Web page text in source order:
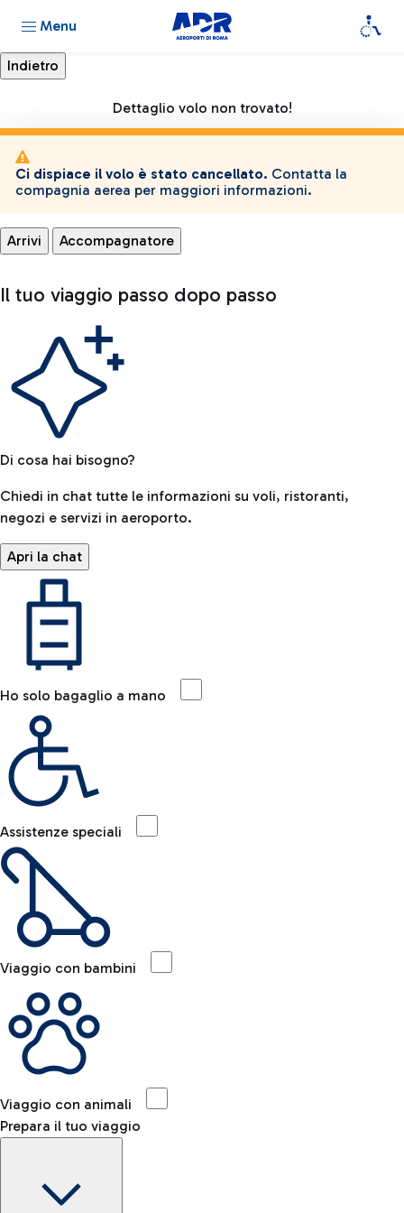
Menu
Dettaglio volo non trovato!
Ci dispiace il volo è stato cancellato. Contatta la
compagnia aerea per maggiori informazioni.
Arrivi Accompagnatore
Il tuo viaggio passo dopo passo
Di cosa hai bisogno?
Chiedi in chat tutte le informazioni su voli, ristoranti,
negozi e servizi in aeroporto.
Apri la chat
Ho solo bagaglio a mano
Assistenze speciali
Viaggio con bambini
Viaggio con animali
Prepara il tuo viaggio